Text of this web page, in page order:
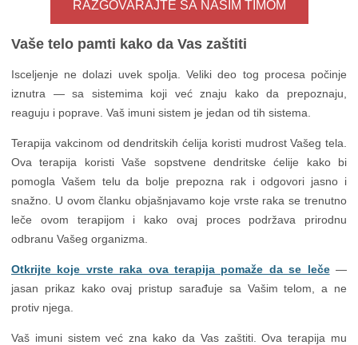
RAZGOVARAJTE SA NAŠIM TIMOM
Vaše telo pamti kako da Vas zaštiti
Isceljenje ne dolazi uvek spolja. Veliki deo tog procesa počinje
iznutra — sa sistemima koji već znaju kako da prepoznaju,
reaguju i poprave. Vaš imuni sistem je jedan od tih sistema.
Terapija vakcinom od dendritskih ćelija koristi mudrost Vašeg tela.
Ova terapija koristi Vaše sopstvene dendritske ćelije kako bi
pomogla Vašem telu da bolje prepozna rak i odgovori jasno i
snažno. U ovom članku objašnjavamo koje vrste raka se trenutno
leče ovom terapijom i kako ovaj proces podržava prirodnu
odbranu Vašeg organizma.
Otkrijte koje vrste raka ova terapija pomaže da se leče—
jasan prikaz kako ovaj pristup sarađuje sa Vašim telom, a ne
protiv njega.
Vaš imuni sistem već zna kako da Vas zaštiti. Ova terapija mu